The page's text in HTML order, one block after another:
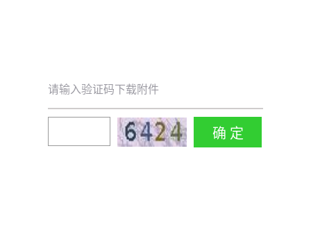
请输入验证码下载附件